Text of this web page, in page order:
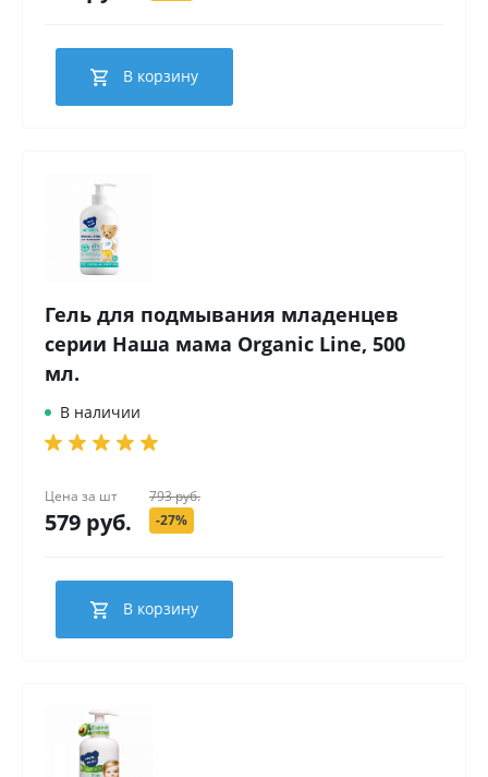
В корзину
Гель для подмывания младенцев
серии Наша мама Organic Line, 500
мл.
В наличии
Цена за шт
579 руб.
793 руб.
-27%
В корзину